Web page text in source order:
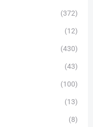
(372)
(12)
(430)
(43)
(100)
(13)
(8)